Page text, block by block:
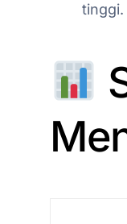
tinggi.